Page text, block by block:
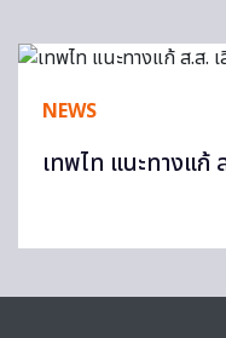
NEWS
เทพไท แนะทางแก้